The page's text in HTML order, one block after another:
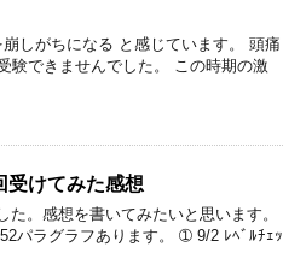
しがちになる と感じています。 頭痛
験できませんでした。 この時期の激
受けてみた感想
。感想を書いてみたいと思います。
パラグラフあります。 ➀ 9/2 ﾚﾍﾞﾙﾁｪｯ